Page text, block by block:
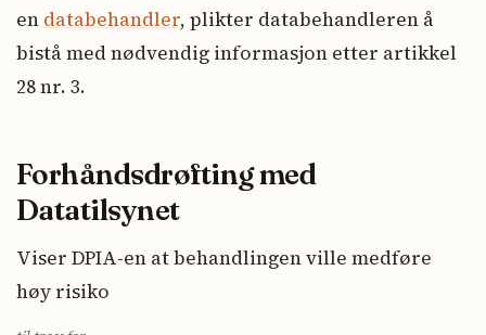
en databehandler, plikter databehandleren å
bistå med nødvendig informasjon etter artikkel
28 nr. 3.
Forhåndsdrøfting med
Datatilsynet
Viser DPIA-en at behandlingen ville medføre
høy risiko